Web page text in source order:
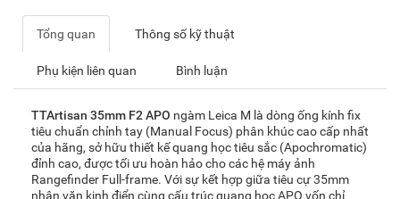
Tổng quan Thông số kỹ thuật
Phụ kiện liên quan Bình luận
TTArtisan 35mm F2 APO ngàm Leica M là dòng ống kính fix
tiêu chuẩn chỉnh tay (Manual Focus) phân khúc cao cấp nhất
của hãng, sở hữu thiết kế quang học tiêu sắc (Apochromatic)
đỉnh cao, được tối ưu hoàn hảo cho các hệ máy ảnh
Rangefinder Full-frame. Với sự kết hợp giữa tiêu cự 35mm
nhân văn kinh điển cùng cấu trúc quang học APO vốn chỉ